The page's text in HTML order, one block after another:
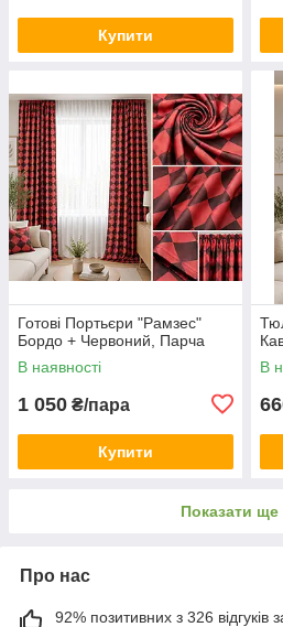
Купити
Готові Портьєри "Рамзес"
Бордо + Червоний, Парча
В наявності
1 050 ₴/пара
Купити
В
Показати ще
Про нас
92% позитивних з 326 відгуків